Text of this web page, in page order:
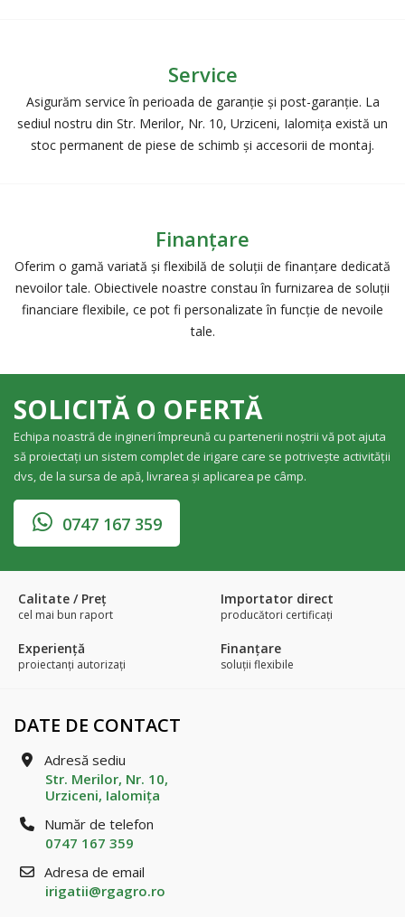
Service
Asigurăm service în perioada de garanție și post-garanție. La
sediul nostru din Str. Merilor, Nr. 10, Urziceni, Ialomiţa există un
stoc permanent de piese de schimb și accesorii de montaj.
Finanțare
Oferim o gamă variată și flexibilă de soluții de finanțare dedicată
nevoilor tale. Obiectivele noastre constau în furnizarea de soluții
financiare flexibile, ce pot fi personalizate în funcție de nevoile
tale.
SOLICITĂ O OFERTĂ
Echipa noastră de ingineri împreună cu partenerii noștrii vă pot ajuta
să proiectați un sistem complet de irigare care se potrivește activității
dvs, de la sursa de apă, livrarea și aplicarea pe câmp.
0747 167 359
Calitate / Preţ
cel mai bun raport
Importator direct
producători certificaţi
Experienţă
proiectanți autorizați
Finanțare
soluții flexibile
DATE DE CONTACT
Adresă sediu
Str. Merilor, Nr. 10,
Urziceni, Ialomiţa
Număr de telefon
0747 167 359
Adresa de email
irigatii@rgagro.ro